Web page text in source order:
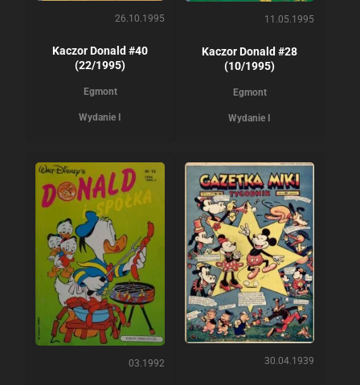
26.10.1995
Kaczor Donald #40
(22/1995)
Egmont
Wydanie I
11.05.1995
Kaczor Donald #28
(10/1995)
Egmont
Wydanie I
03.1992 30.04.1939